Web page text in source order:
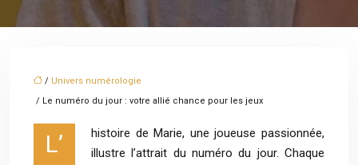
/ Univers numérologie
/ Le numéro du jour : votre allié chance pour les jeux
L’
histoire de Marie, une joueuse passionnée,
illustre l’attrait du numéro du jour. Chaque